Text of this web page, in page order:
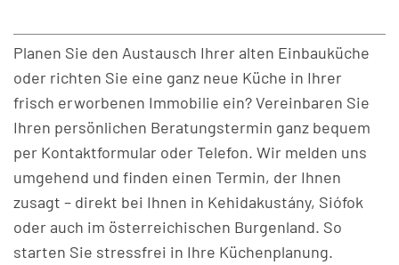
Planen Sie den Austausch Ihrer alten Einbauküche
oder richten Sie eine ganz neue Küche in Ihrer
frisch erworbenen Immobilie ein? Vereinbaren Sie
Ihren persönlichen Beratungstermin ganz bequem
per Kontaktformular oder Telefon. Wir melden uns
umgehend und finden einen Termin, der Ihnen
zusagt – direkt bei Ihnen in Kehidakustány, Siófok
oder auch im österreichischen Burgenland. So
starten Sie stressfrei in Ihre Küchenplanung.